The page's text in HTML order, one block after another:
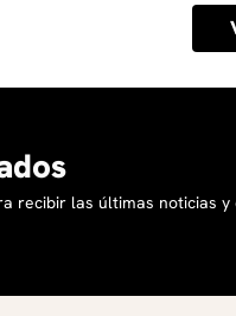
recibir las últimas noticias y